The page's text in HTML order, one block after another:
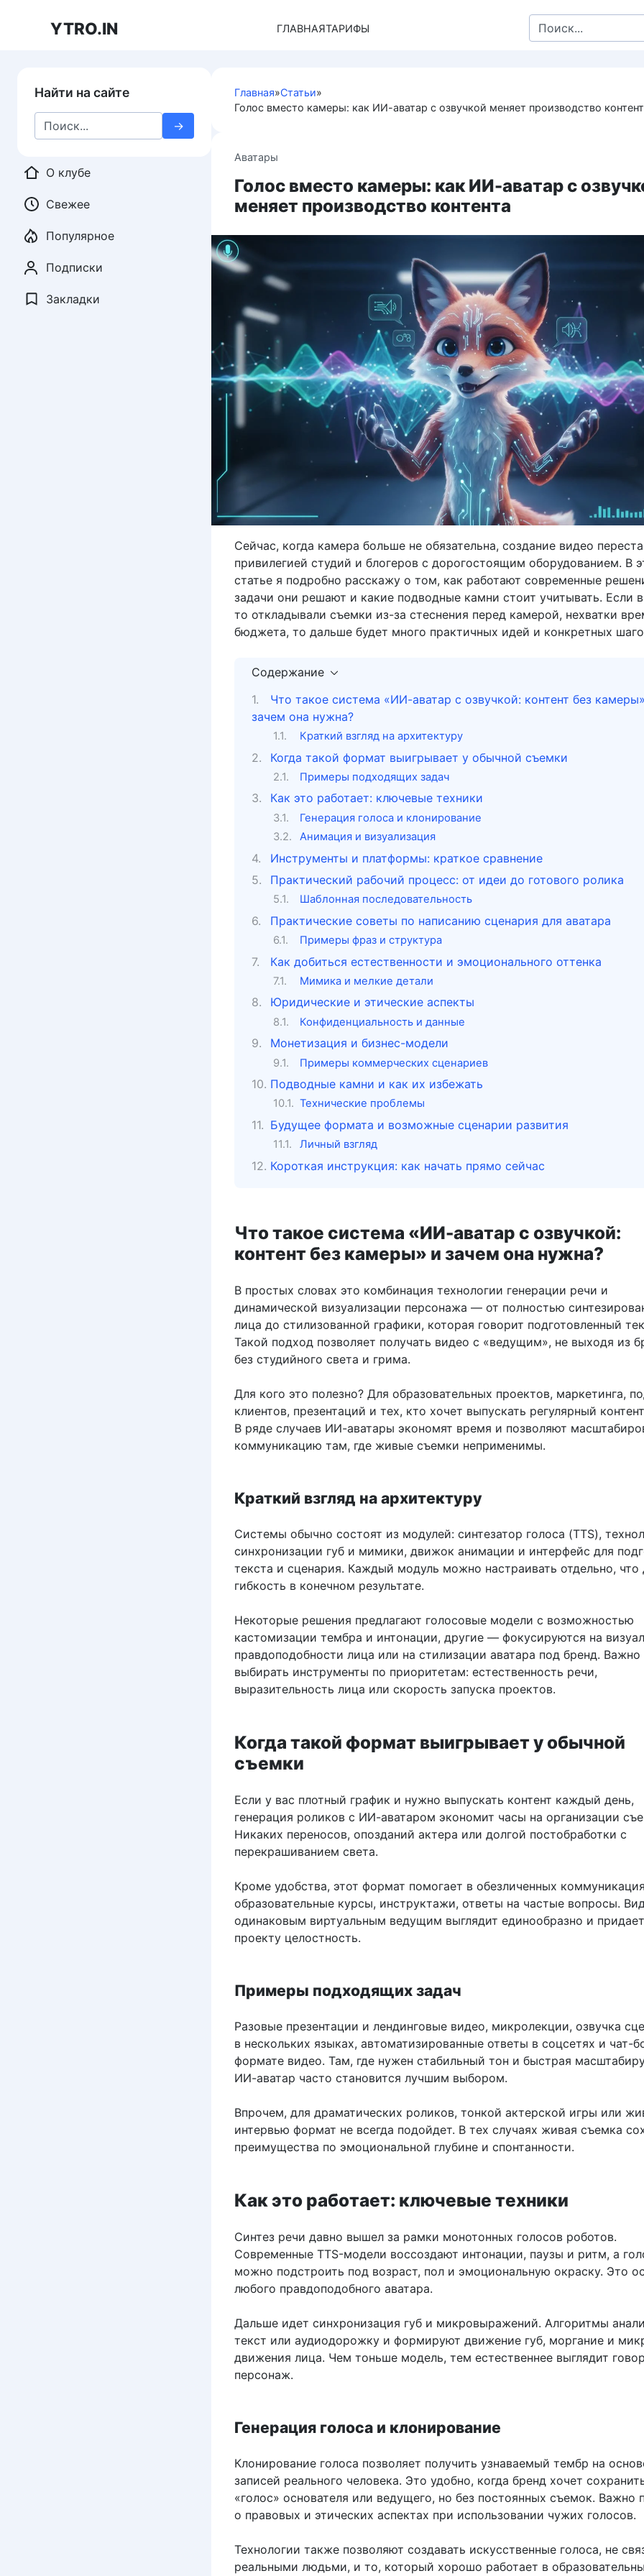
YTRO.IN ГЛАВНАЯТАРИФЫ
Search
for:
Главная»Статьи»
Голос вместо камеры: как ИИ-аватар с озвучкой меняет производство
Аватары
Голос вместо камеры: как ИИ-аватар с
меняет производство контента
Сейчас, когда камера больше не обязательна, создание видео
привилегией студий и блогеров с дорогостоящим оборудованием. В
статье я подробно расскажу о том, как работают современные
задачи они решают и какие подводные камни стоит учитывать. Если
то откладывали съемки из-за стеснения перед камерой, нехватки
бюджета, то дальше будет много практичных идей и конкретных
Содержание
Что такое система «ИИ-аватар с озвучкой: контент без
зачем она нужна?
Краткий взгляд на архитектуру
Когда такой формат выигрывает у обычной съемки
Примеры подходящих задач
Как это работает: ключевые техники
Генерация голоса и клонирование
Анимация и визуализация
Инструменты и платформы: краткое сравнение
Практический рабочий процесс: от идеи до готового ролика
Шаблонная последовательность
Практические советы по написанию сценария для аватара
Примеры фраз и структура
Как добиться естественности и эмоционального оттенка
Мимика и мелкие детали
Юридические и этические аспекты
Конфиденциальность и данные
Монетизация и бизнес-модели
Примеры коммерческих сценариев
Подводные камни и как их избежать
Технические проблемы
Будущее формата и возможные сценарии развития
Личный взгляд
Короткая инструкция: как начать прямо сейчас
Что такое система «ИИ-аватар с озвучкой:
контент без камеры» и зачем она нужна?
В простых словах это комбинация технологии генерации речи и
динамической визуализации персонажа — от полностью
лица до стилизованной графики, которая говорит подготовленный
Такой подход позволяет получать видео с «ведущим», не выходя из
без студийного света и грима.
Для кого это полезно? Для образовательных проектов, маркетинга,
клиентов, презентаций и тех, кто хочет выпускать регулярный
В ряде случаев ИИ-аватары экономят время и позволяют
коммуникацию там, где живые съемки неприменимы.
Краткий взгляд на архитектуру
Системы обычно состоят из модулей: синтезатор голоса (TTS),
синхронизации губ и мимики, движок анимации и интерфейс для
текста и сценария. Каждый модуль можно настраивать отдельно, что
гибкость в конечном результате.
Некоторые решения предлагают голосовые модели с возможностью
кастомизации тембра и интонации, другие — фокусируются на
правдоподобности лица или на стилизации аватара под бренд. Важно
выбирать инструменты по приоритетам: естественность речи,
выразительность лица или скорость запуска проектов.
Когда такой формат выигрывает у обычной
съемки
Если у вас плотный график и нужно выпускать контент каждый день,
генерация роликов с ИИ-аватаром экономит часы на организации
Никаких переносов, опозданий актера или долгой постобработки с
перекрашиванием света.
Кроме удобства, этот формат помогает в обезличенных
образовательные курсы, инструктажи, ответы на частые вопросы.
одинаковым виртуальным ведущим выглядит единообразно и придает
проекту целостность.
Примеры подходящих задач
Разовые презентации и лендинговые видео, микролекции, озвучка
в нескольких языках, автоматизированные ответы в соцсетях и чат-
формате видео. Там, где нужен стабильный тон и быстрая
ИИ-аватар часто становится лучшим выбором.
Впрочем, для драматических роликов, тонкой актерской игры или
интервью формат не всегда подойдет. В тех случаях живая съемка
преимущества по эмоциональной глубине и спонтанности.
Как это работает: ключевые техники
Синтез речи давно вышел за рамки монотонных голосов роботов.
Современные TTS-модели воссоздают интонации, паузы и ритм, а
можно подстроить под возраст, пол и эмоциональную окраску. Это
любого правдоподобного аватара.
Дальше идет синхронизация губ и микровыражений. Алгоритмы
текст или аудиодорожку и формируют движение губ, моргание и
движения лица. Чем тоньше модель, тем естественнее выглядит
персонаж.
Генерация голоса и клонирование
Клонирование голоса позволяет получить узнаваемый тембр на
записей реального человека. Это удобно, когда бренд хочет
«голос» основателя или ведущего, но без постоянных съемок. Важно
о правовых и этических аспектах при использовании чужих голосов.
Технологии также позволяют создавать искусственные голоса, не
реальными людьми, и то, который хорошо работает в
Найти на сайте
Search
for:
О клубе
Свежее
Популярное
Подписки
Закладки